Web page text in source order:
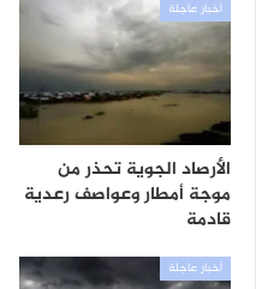
أخبار عاجلة
الأرصاد الجوية تحذر من
موجة أمطار وعواصف رعدية
قادمة
أخبار عاجلة